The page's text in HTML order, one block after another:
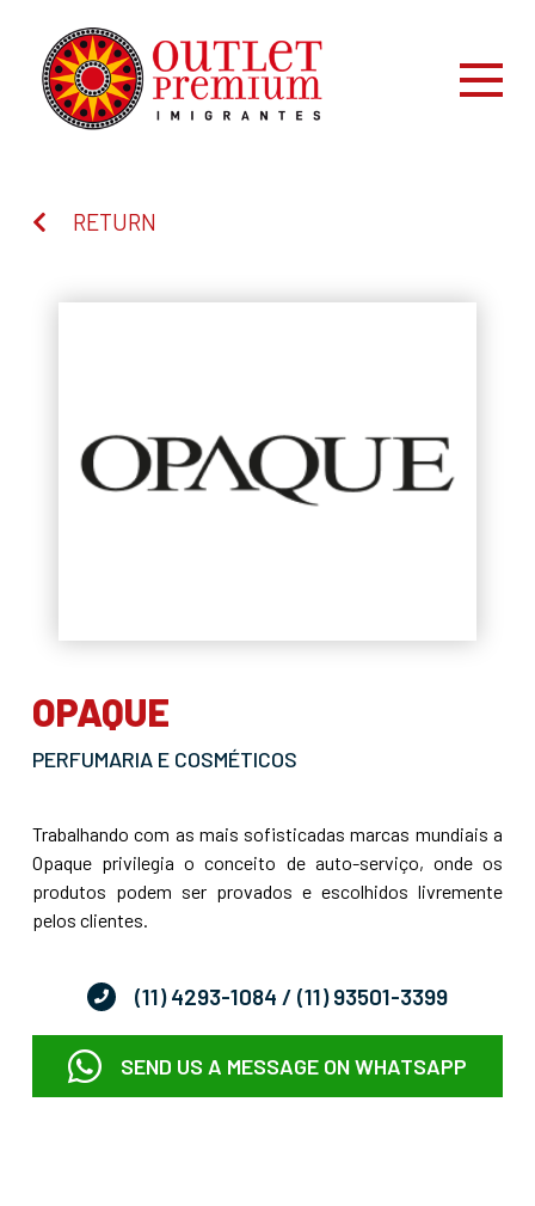
RETURN
OPAQUE
PERFUMARIA E COSMÉTICOS
Trabalhando com as mais sofisticadas marcas mundiais a
Opaque privilegia o conceito de auto-serviço, onde os
produtos podem ser provados e escolhidos livremente
pelos clientes.
(11) 4293-1084 / (11) 93501-3399
SEND US A MESSAGE ON WHATSAPP